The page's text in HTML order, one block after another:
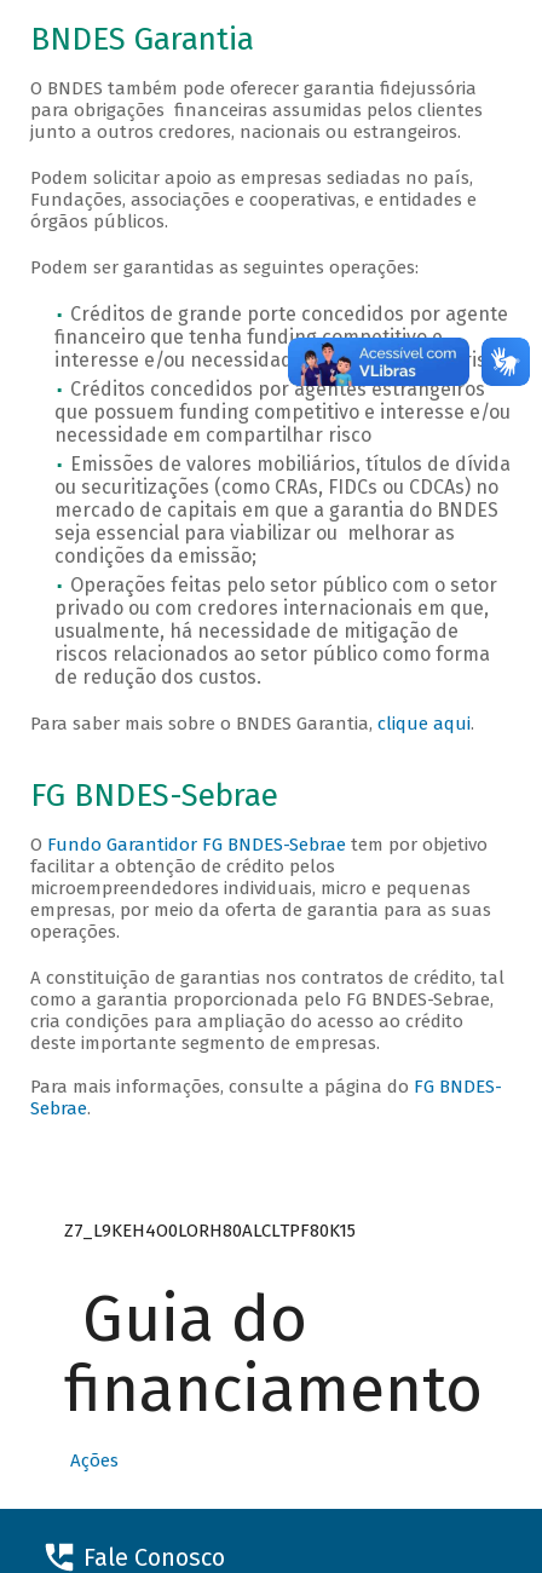
BNDES Garantia
O BNDES também pode oferecer garantia fidejussória
para obrigações financeiras assumidas pelos clientes
junto a outros credores, nacionais ou estrangeiros.
Podem solicitar apoio as empresas sediadas no país,
Fundações, associações e cooperativas, e entidades e
órgãos públicos.
Podem ser garantidas as seguintes operações:
Créditos de grande porte concedidos por agente
financeiro que tenha funding competitivo e
interesse e/ou necessidade em compartilhar risco
Créditos concedidos por agentes estrangeiros
que possuem funding competitivo e interesse e/ou
necessidade em compartilhar risco
Emissões de valores mobiliários, títulos de dívida
ou securitizações (como CRAs, FIDCs ou CDCAs) no
mercado de capitais em que a garantia do BNDES
seja essencial para viabilizar ou melhorar as
condições da emissão;
Operações feitas pelo setor público com o setor
privado ou com credores internacionais em que,
usualmente, há necessidade de mitigação de
riscos relacionados ao setor público como forma
de redução dos custos.
Para saber mais sobre o BNDES Garantia, clique aqui.
FG BNDES-Sebrae
O Fundo Garantidor FG BNDES-Sebraetem por objetivo
facilitar a obtenção de crédito pelos
microempreendedores individuais, micro e pequenas
empresas, por meio da oferta de garantia para as suas
operações.
A constituição de garantias nos contratos de crédito, tal
como a garantia proporcionada pelo FG BNDES-Sebrae,
cria condições para ampliação do acesso ao crédito
deste importante segmento de empresas.
Para mais informações, consulte a página do FG BNDES-
Sebrae.
Z7_L9KEH4O0LORH80ALCLTPF80K15
Guia do
financiamento
Ações
Fale Conosco